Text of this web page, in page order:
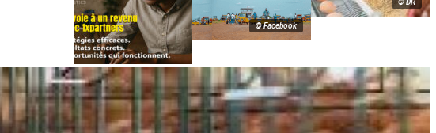
© DR
© Facebook